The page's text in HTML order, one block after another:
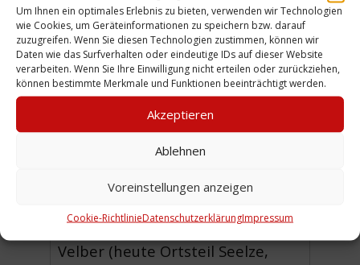
Um Ihnen ein optimales Erlebnis zu bieten, verwenden wir Technologien
wie Cookies, um Geräteinformationen zu speichern bzw. darauf
zuzugreifen. Wenn Sie diesen Technologien zustimmen, können wir
Daten wie das Surfverhalten oder eindeutige IDs auf dieser Website
verarbeiten. Wenn Sie Ihre Einwilligung nicht erteilen oder zurückziehen,
können bestimmte Merkmale und Funktionen beeinträchtigt werden.
Akzeptieren
Ablehnen
Voreinstellungen anzeigen
Cookie-RichtlinieDatenschutzerklärungImpressum
seitlich von vorne.
Die Fotoserie wurde vom
KunstmalerAdolf Wisselerstellt
als Vorlage für das Portrait des
Oberbürgermeisters von
Hannover Arthur Menge
Neues Rathaus, Hannover).
Fotografiert in seinem Atelier, in
Velber (heute Ortsteil Seelze,